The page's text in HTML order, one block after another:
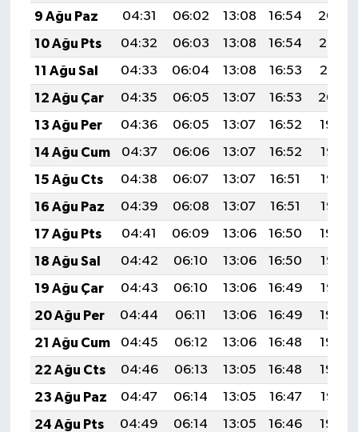
9 Ağu Paz
04:31 06:02 13:08 16:54
20:04
10 Ağu Pts
04:32 06:03 13:08 16:54
20:03
11 Ağu Sal
04:33 06:04 13:08 16:53
20:01
12 Ağu Çar
04:35 06:05 13:07 16:53
20:00
13 Ağu Per
04:36 06:05 13:07 16:52
19:59
14 Ağu Cum
04:37 06:06 13:07 16:52
19:58
15 Ağu Cts
04:38 06:07 13:07 16:51
19:57
16 Ağu Paz
04:39 06:08 13:07 16:51
19:56
17 Ağu Pts
04:41 06:09 13:06 16:50
19:54
18 Ağu Sal
04:42 06:10 13:06 16:50
19:53
19 Ağu Çar
04:43 06:10 13:06 16:49
19:52
20 Ağu Per
04:44 06:11 13:06 16:49
19:50
21 Ağu Cum
04:45 06:12 13:06 16:48
19:49
22 Ağu Cts
04:46 06:13 13:05 16:48
19:48
23 Ağu Paz
04:47 06:14 13:05 16:47
19:47
24 Ağu Pts
04:49 06:14 13:05 16:46
19:45